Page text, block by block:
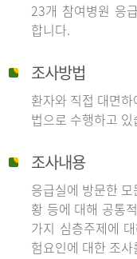
23개 참여병원 응
합니다.
조사방법
환자와 직접 대면
법으로 수행하고 있
조사내용
응급실에 방문한
황 등에 대해 공통
가지 심층주제에
험요인에 대한 조